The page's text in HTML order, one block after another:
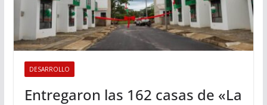
DESARROLLO
Entregaron las 162 casas de «La